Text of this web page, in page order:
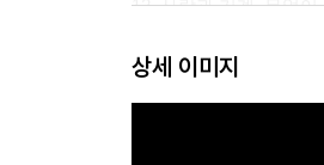
12. 사람과 기계, 무엇이
14. 창업자의 역설
상세 이미지